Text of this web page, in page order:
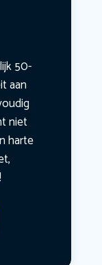
50-
aan
niet
harte